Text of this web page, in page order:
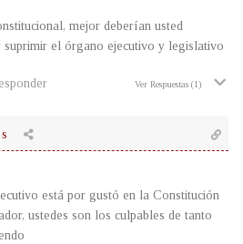
mejor deberían usted
el órgano ejecutivo y legislativo
Ver Respuestas (1)
está por gustó en la Constitución
ustedes son los culpables de tanto